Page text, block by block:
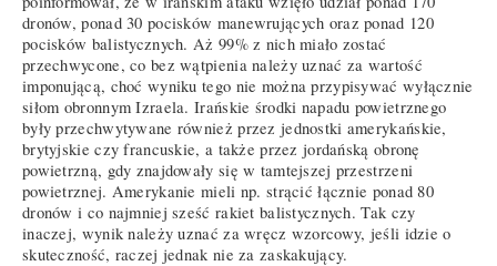
dronów, ponad 30 pocisków manewrujących oraz ponad 120
pocisków balistycznych. Aż 99% z nich miało zostać
przechwycone, co bez wątpienia należy uznać za wartość
imponującą, choć wyniku tego nie można przypisywać wyłącznie
siłom obronnym Izraela. Irańskie środki napadu powietrznego
były przechwytywane również przez jednostki amerykańskie,
brytyjskie czy francuskie, a także przez jordańską obronę
powietrzną, gdy znajdowały się w tamtejszej przestrzeni
powietrznej. Amerykanie mieli np. strącić łącznie ponad 80
dronów i co najmniej sześć rakiet balistycznych. Tak czy
inaczej, wynik należy uznać za wręcz wzorcowy, jeśli idzie o
skuteczność, raczej jednak nie za zaskakujący.